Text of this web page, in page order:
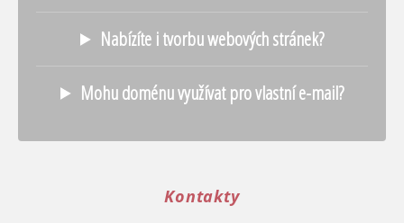
Nabízíte i tvorbu webových stránek?
Mohu doménu využívat pro vlastní e-mail?
Kontakty